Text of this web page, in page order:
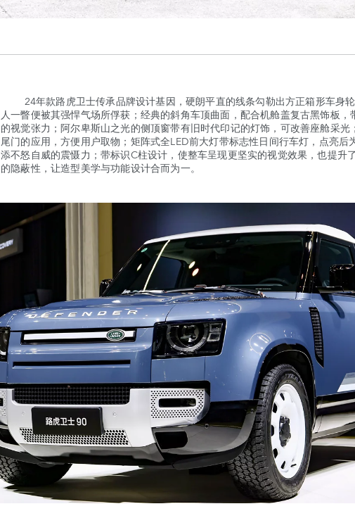
24年款路虎卫士传承品牌设计基因，硬朗平直的线条勾勒出方正箱形车身
人一瞥便被其强悍气场所俘获；经典的斜角车顶曲面，配合机舱盖复古黑饰板，
的视觉张力；阿尔卑斯山之光的侧顶窗带有旧时代印记的灯饰，可改善座舱采光
尾门的应用，方便用户取物；矩阵式全LED前大灯带标志性日间行车灯，点亮后
添不怒自威的震慑力；带标识C柱设计，使整车呈现更坚实的视觉效果，也提升
的隐蔽性，让造型美学与功能设计合而为一。